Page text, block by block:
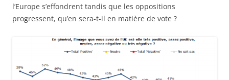
l’Europe s’effondrent tandis que les oppositions
progressent, qu’en sera-t-il en matière de vote ?